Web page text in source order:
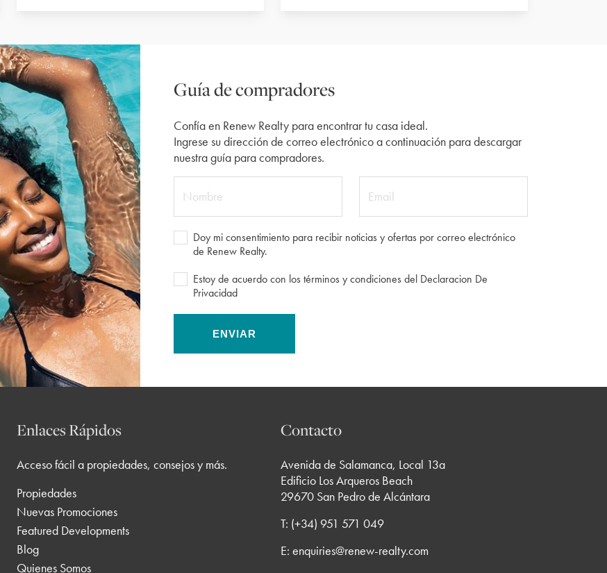
Guía de compradores
Confía en Renew Realty para encontrar tu casa ideal.
Ingrese su dirección de correo electrónico a continuación para descargar
nuestra guía para compradores.
Nombre Email
Doy mi consentimiento para recibir noticias y ofertas por correo electrónico
de Renew Realty.
Estoy de acuerdo con los términos y condiciones del Declaracion De
Privacidad
ENVIAR
Enlaces Rápidos
Acceso fácil a propiedades, consejos y más.
Propiedades
Nuevas Promociones
Featured Developments
Blog
Quienes Somos
Contacto
Avenida de Salamanca, Local 13a
Edificio Los Arqueros Beach
29670 San Pedro de Alcántara
T: (+34) 951 571 049
E: enquiries@renew-realty.com